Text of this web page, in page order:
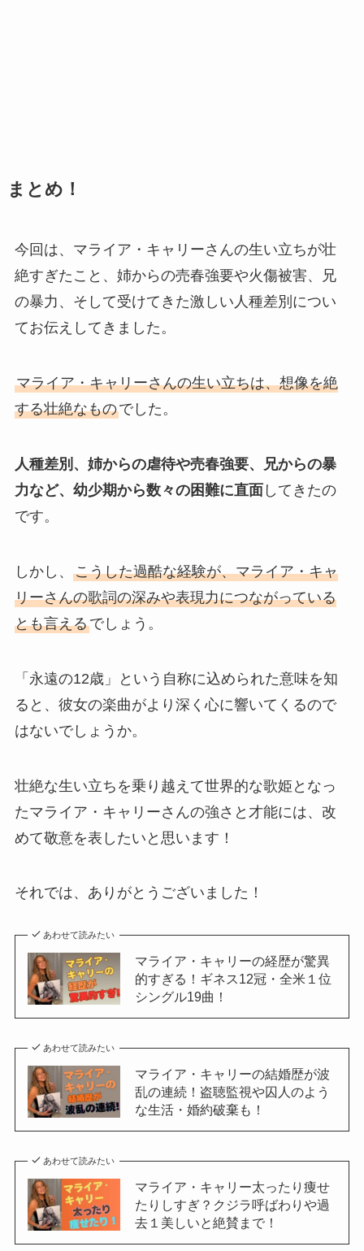
まとめ！
今回は、マライア・キャリーさんの生い立ちが壮
絶すぎたこと、姉からの売春強要や火傷被害、兄
の暴力、そして受けてきた激しい人種差別につい
てお伝えしてきました。
マライア・キャリーさんの生い立ちは、想像を絶
する壮絶なものでした。
人種差別、姉からの虐待や売春強要、兄からの暴
力など、幼少期から数々の困難に直面 してきたの
です。
しかし、 こうした過酷な経験が、マライア・キャ
リーさんの歌詞の深みや表現力につながっている
とも言えるでしょう。
「永遠の12歳」という自称に込められた意味を知
ると、彼女の楽曲がより深く心に響いてくるので
はないでしょうか。
壮絶な生い立ちを乗り越えて世界的な歌姫となっ
たマライア・キャリーさんの強さと才能には、改
めて敬意を表したいと思います！
それでは、ありがとうございました！
あわせて読みたい
マライア・キャリーの経歴が驚異
的すぎる！ギネス12冠・全米１位
シングル19曲！
あわせて読みたい
マライア・キャリーの結婚歴が波
乱の連続！盗聴監視や囚人のよう
な生活・婚約破棄も！
あわせて読みたい
マライア・キャリー太ったり痩せ
たりしすぎ？クジラ呼ばわりや過
去１美しいと絶賛まで！